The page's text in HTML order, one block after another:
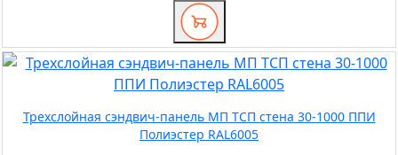
Трехслойная сэндвич-панель МП ТСП стена 30-1000 ППИ
Полиэстер RAL6005